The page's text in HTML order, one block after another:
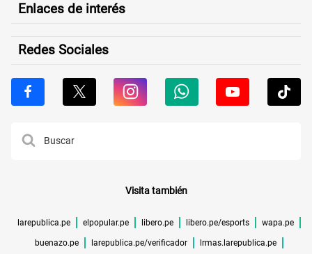
Enlaces de interés
Redes Sociales
Visita también
larepublica.pe elpopular.pe libero.pe libero.pe/esports wapa.pe
buenazo.pe larepublica.pe/verificador lrmas.larepublica.pe